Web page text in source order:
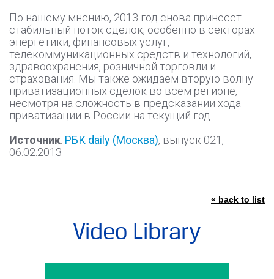
По нашему мнению, 2013 год снова принесет
стабильный поток сделок, особенно в секторах
энергетики, финансовых услуг,
телекоммуникационных средств и технологий,
здравоохранения, розничной торговли и
страхования. Мы также ожидаем вторую волну
приватизационных сделок во всем регионе,
несмотря на сложность в предсказании хода
приватизации в России на текущий год.
Источник: РБК daily (Москва), выпуск 021,
06.02.2013
« back to list
Video Library